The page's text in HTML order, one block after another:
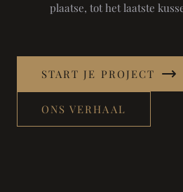
plaatse, tot het laatste
START JE PROJECT
ONS VERHAAL